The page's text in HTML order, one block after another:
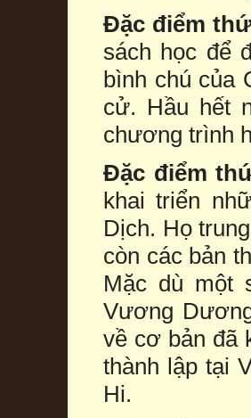
Đặc điểm
sách học để
bình chú của
cử. Hầu hết
chương trình
Đặc điểm
khai triển
Dịch. Họ
còn các bản
Mặc dù một
Vương
về cơ bản đã
thành lập tại
Hi.